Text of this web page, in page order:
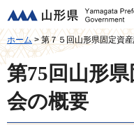
山形県
ホーム> 第７５回山形県固定資
第75回山形
会の概要